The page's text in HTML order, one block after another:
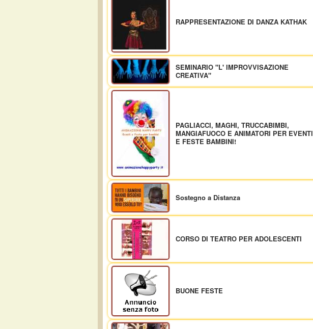
RAPPRESENTAZIONE DI DANZA KATHAK
SEMINARIO "L' IMPROVVISAZIONE
CREATIVA"
PAGLIACCI, MAGHI, TRUCCABIMBI,
MANGIAFUOCO E ANIMATORI PER EVENTI
E FESTE BAMBINI!
Sostegno a Distanza
CORSO DI TEATRO PER ADOLESCENTI
BUONE FESTE